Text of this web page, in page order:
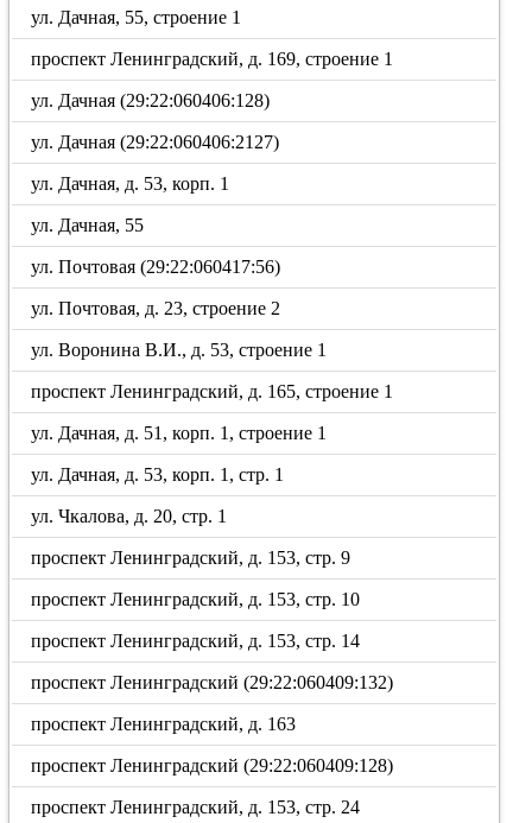
ул. Дачная, 55, строение 1
проспект Ленинградский, д. 169, строение 1
ул. Дачная (29:22:060406:128)
ул. Дачная (29:22:060406:2127)
ул. Дачная, д. 53, корп. 1
ул. Дачная, 55
ул. Почтовая (29:22:060417:56)
ул. Почтовая, д. 23, строение 2
ул. Воронина В.И., д. 53, строение 1
проспект Ленинградский, д. 165, строение 1
ул. Дачная, д. 51, корп. 1, строение 1
ул. Дачная, д. 53, корп. 1, стр. 1
ул. Чкалова, д. 20, стр. 1
проспект Ленинградский, д. 153, стр. 9
проспект Ленинградский, д. 153, стр. 10
проспект Ленинградский, д. 153, стр. 14
проспект Ленинградский (29:22:060409:132)
проспект Ленинградский, д. 163
проспект Ленинградский (29:22:060409:128)
проспект Ленинградский, д. 153, стр. 24